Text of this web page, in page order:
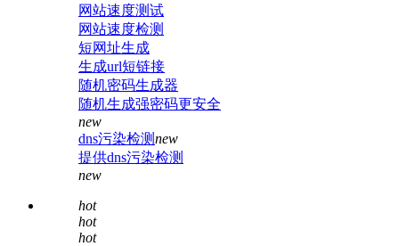
网站速度测试
网站速度检测
短网址生成
生成url短链接
随机密码生成器
随机生成强密码更安全
new
dns污染检测new
提供dns污染检测
new
hot
hot
hot